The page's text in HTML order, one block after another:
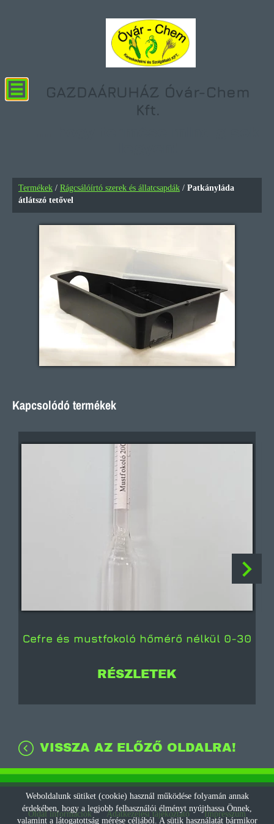
GAZDAÁRUHÁZ Óvár-Chem
Kft.
Termékek / Rágcsálóírtó szerek és állatcsapdák / Patkányláda
átlátszó tetővel
Kapcsolódó termékek
Cefre és mustfokoló hőmérő nélkül 0-30
RÉSZLETEK
VISSZA AZ ELŐZŐ OLDALRA!
Oldal információk Adatkezelési tájékoztató Impresszum
Weboldalunk sütiket (cookie) használ működése folyamán annak
érdekében, hogy a legjobb felhasználói élményt nyújthassa Önnek,
valamint a látogatottság mérése céljából. A sütik használatát bármikor